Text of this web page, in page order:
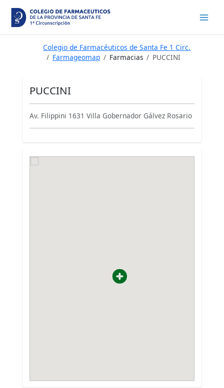
contenido
Colegio de Farmacéuticos de Santa Fe 1 Circ.
Farmageomap
Farmacias PUCCINI
PUCCINI
Av. Filippini 1631 Villa Gobernador Gálvez Rosario